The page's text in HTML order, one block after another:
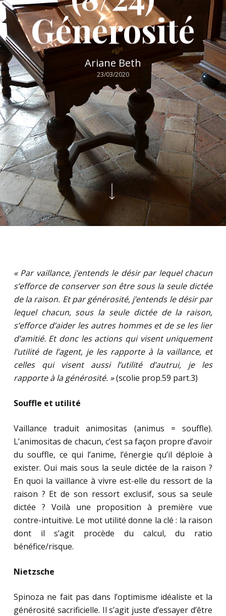
Générosité
Ariane Beth
23/03/2020
« Par vaillance, j’entends le désir par lequel chacun
s’efforce de conserver son être sous la seule dictée
de la raison. Et par générosité, j’entends le désir par
lequel chacun, sous la seule dictée de la raison,
s’efforce d’aider les autres hommes et de se les lier
d’amitié. Et donc les actions qui visent uniquement
l’utilité de l’agent, je les rapporte à la vaillance, et
celles qui visent aussi l’utilité d’autrui, je les
rapporte à la générosité. »(scolie prop.59 part.3)
Souffle et utilité
Vaillance traduit animositas (animus = souffle).
L’animositas de chacun, c’est sa façon propre d’avoir
du souffle, ce qui l’anime, l’énergie qu’il déploie à
exister. Oui mais sous la seule dictée de la raison ?
En quoi la vaillance à vivre est-elle du ressort de la
raison ? Et de son ressort exclusif, sous sa seule
dictée ? Voilà une proposition à première vue
contre-intuitive. Le mot utilité donne la clé : la raison
dont il s’agit procède du calcul, du ratio
bénéfice/risque.
Nietzsche
Spinoza ne fait pas dans l’optimisme idéaliste et la
générosité sacrificielle. Il s’agit juste d’essayer d’être